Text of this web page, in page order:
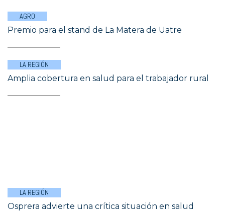
AGRO
Premio para el stand de La Matera de Uatre
LA REGIÓN
Amplia cobertura en salud para el trabajador rural
LA REGIÓN
Osprera advierte una crítica situación en salud